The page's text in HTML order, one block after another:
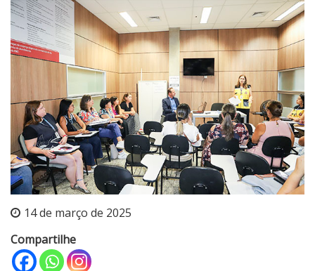
14 de março de 2025
Compartilhe